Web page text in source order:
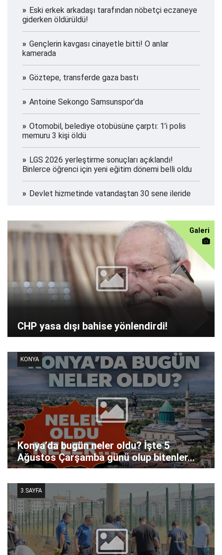
Eski erkek arkadaşı tarafından nöbetçi eczaneye
giderken öldürüldü!
Gençlerin kavgası cinayetle bitti! O anlar
kamerada
Göztepe, transferde gaza bastı
Antoine Sekongo Samsunspor'da
Otomobil, belediye otobüsüne çarptı: 1’i polis
memuru 3 kişi öldü
LGS 2026 yerleştirme sonuçları açıklandı!
Binlerce öğrenci için yeni eğitim dönemi belli oldu
Devlet hizmetinde vatandaştan 30 sene ileride
Galeri
CHP yasa dışı bahise yönlendirdi!
Konya’da bugün neler oldu? İşte 5
Ağustos Çarşamba günü olup bitenler…
KONYA
3.SAYFA